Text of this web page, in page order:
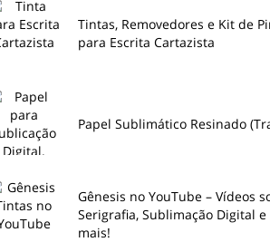
Tintas, Removedores e Kit de
para Escrita Cartazista
Papel Sublimático Resinado
Gênesis no YouTube – Vídeos
Serigrafia, Sublimação Digital
mais!